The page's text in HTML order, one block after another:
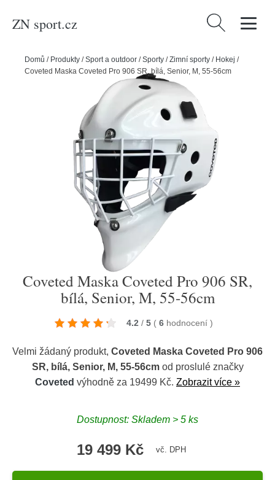
ZN sport.cz Vyhledávání
Domů / Produkty /Sport a outdoor /Sporty /Zimní sporty / Hokej /
Coveted Maska Coveted Pro 906 SR, bílá, Senior, M, 55-56cm
Coveted Maska Coveted Pro 906 SR,
bílá, Senior, M, 55-56cm
4.2 / 5 ( 6 hodnocení )
Velmi žádaný produkt, Coveted Maska Coveted Pro 906
SR, bílá, Senior, M, 55-56cmod proslulé značky
Coveted výhodně za 19499 Kč. Zobrazit více »
Dostupnost: Skladem > 5 ks
19 499 Kč vč. DPH